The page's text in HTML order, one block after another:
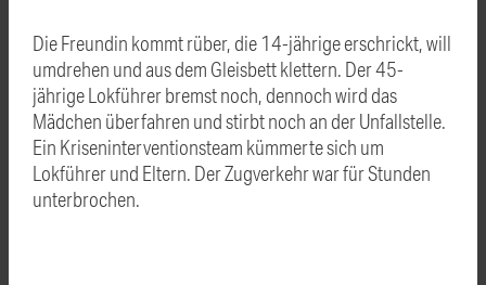
Die Freundin kommt rüber, die 14-jährige erschrickt, will
umdrehen und aus dem Gleisbett klettern. Der 45-
jährige Lokführer bremst noch, dennoch wird das
Mädchen überfahren und stirbt noch an der Unfallstelle.
Ein Kriseninterventionsteam kümmerte sich um
Lokführer und Eltern. Der Zugverkehr war für Stunden
unterbrochen.